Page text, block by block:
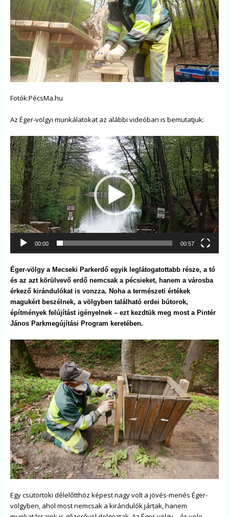
Fotók:PécsMa.hu
Az Éger-völgyi munkálatokat az alábbi videóban is bemutatjuk:
Videólejátszó
00:00 00:57
Éger-völgy a Mecseki Parkerdő egyik leglátogatottabb része, a tó
és az azt körülvevő erdő nemcsak a pécsieket, hanem a városba
érkező kirándulókat is vonzza. Noha a természeti értékek
magukért beszélnek, a völgyben található erdei bútorok,
építmények felújítást igényelnek – ezt kezdtük meg most a Pintér
János Parkmegújítási Program keretében.
Egy csütörtöki délelőtthöz képest nagy volt a jövés-menés Éger-
völgyben, ahol most nemcsak a kirándulók jártak, hanem